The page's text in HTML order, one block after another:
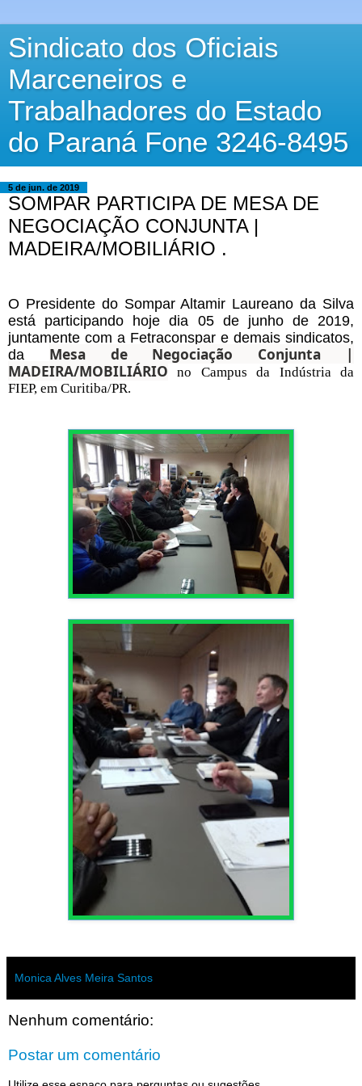
Sindicato dos Oficiais
Marceneiros e
Trabalhadores do Estado
do Paraná Fone 3246-8495
5 de jun. de 2019
SOMPAR PARTICIPA DE MESA DE
NEGOCIAÇÃO CONJUNTA |
MADEIRA/MOBILIÁRIO .
O Presidente do Sompar Altamir Laureano da Silva
está participando hoje dia 05 de junho de 2019,
juntamente com a Fetraconspar e demais sindicatos,
da Mesa de Negociação Conjunta |
MADEIRA/MOBILIÁRIO
no Campus da Indústria da
FIEP, em Curitiba/PR.
Monica Alves Meira Santos
Nenhum comentário:
Postar um comentário